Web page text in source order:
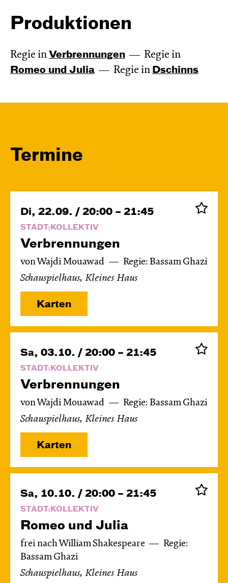
Produktionen
Regie in Verbren­nungen Regie in
Romeo und Julia Regie in Dschinns
Termine
Di, 22.09. / 20:00 – 21:45
STADT:KOLLEKTIV
Verbren­nungen
von Wajdi Mouawad
Regie: Bassam Ghazi
Schauspielhaus, Kleines Haus
Karten
Sa, 03.10. / 20:00 – 21:45
STADT:KOLLEKTIV
Verbren­nungen
von Wajdi Mouawad
Regie: Bassam Ghazi
Schauspielhaus, Kleines Haus
Karten
Sa, 10.10. / 20:00 – 21:45
STADT:KOLLEKTIV
Romeo und Julia
frei nach William Shakespeare
Regie:
Bassam Ghazi
Schauspielhaus, Kleines Haus